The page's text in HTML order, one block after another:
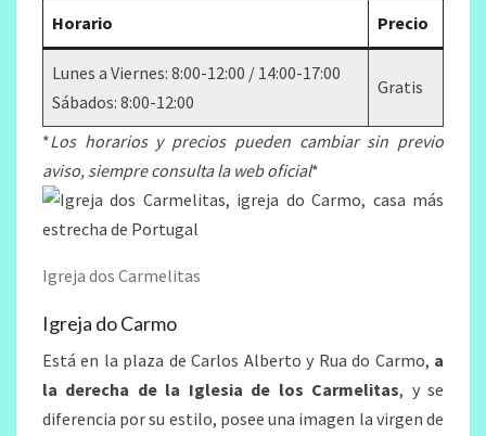
Horario Precio
Lunes a Viernes: 8:00-12:00 / 14:00-17:00
Sábados: 8:00-12:00
Gratis
*Los horarios y precios pueden cambiar sin previo
aviso, siempre consulta la web oficial*
Igreja dos Carmelitas
Igreja do Carmo
Está en la plaza de Carlos Alberto y Rua do Carmo, a
la derecha de la Iglesia de los Carmelitas, y se
diferencia por su estilo, posee una imagen la virgen de